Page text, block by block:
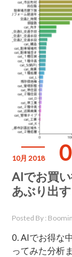
10月 2018
AIでお買
あぶり出
Posted By : Boomin
0. AIでお得な
ってみた分析